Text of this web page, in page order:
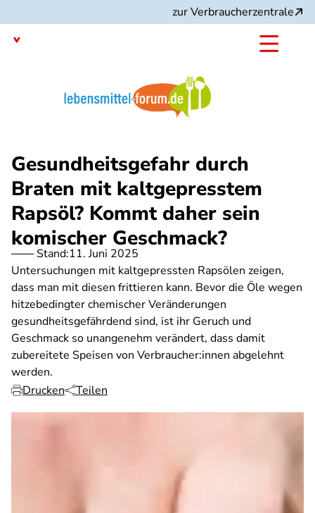
zum
Inhalt
zur Verbraucherzentrale
Gesundheitsgefahr durch
Braten mit kaltgepresstem
Rapsöl? Kommt daher sein
komischer Geschmack?
Stand:11. Juni 2025
Untersuchungen mit kaltgepressten Rapsölen zeigen,
dass man mit diesen frittieren kann. Bevor die Öle wegen
hitzebedingter chemischer Veränderungen
gesundheitsgefährdend sind, ist ihr Geruch und
Geschmack so unangenehm verändert, dass damit
zubereitete Speisen von Verbraucher:innen abgelehnt
werden.
Drucken
Teilen